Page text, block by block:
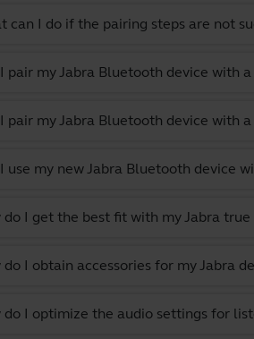
can I do if the pairing steps are not
pair my Jabra Bluetooth device with
pair my Jabra Bluetooth device with
use my new Jabra Bluetooth device
do I get the best fit with my Jabra true
do I obtain accessories for my Jabra
do I optimize the audio settings for